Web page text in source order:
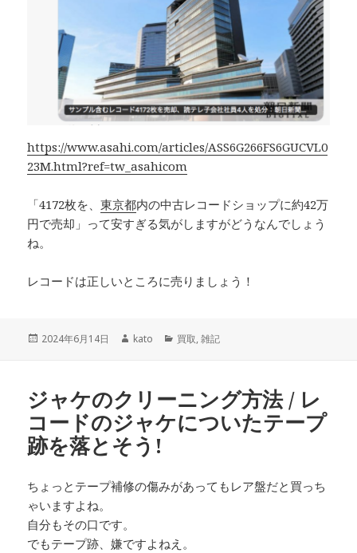
https://www.asahi.com/articles/ASS6G266FS6GUCVL0
23M.html?ref=tw_asahicom
「4172枚を、東京都内の中古レコードショップに約42万
円で売却」って安すぎる気がしますがどうなんでしょう
ね。
レコードは正しいところに売りましょう！
投
2024年6月14日
作
kato
カ
ー
買取,雑記
ジャケのクリーニング方法 / レ
コードのジャケについたテープ
跡を落とそう!
ちょっとテープ補修の傷みがあってもレア盤だと買っち
ゃいますよね。
自分もその口です。
でもテープ跡、嫌ですよねえ。